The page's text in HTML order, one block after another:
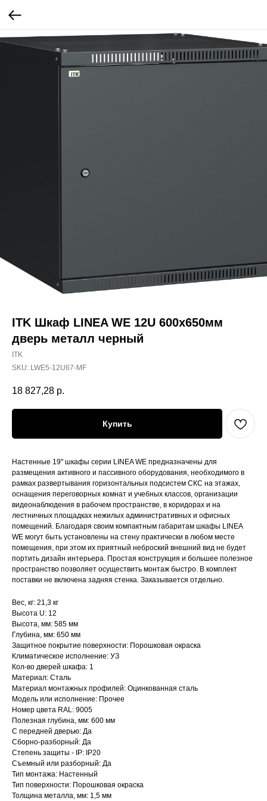
ITK Шкаф LINEA WE 12U 600x650мм
дверь металл черный
ITK
SKU: LWE5-12U67-MF
18 827,28 р.
Купить
Настенные 19" шкафы серии LINEA WE предназначены для
размещения активного и пассивного оборудования, необходимого в
рамках развертывания горизонтальных подсистем СКС на этажах,
оснащения переговорных комнат и учебных классов, организации
видеонаблюдения в рабочем пространстве, в коридорах и на
лестничных площадках нежилых административных и офисных
помещений. Благодаря своим компактным габаритам шкафы LINEA
WE могут быть установлены на стену практически в любом месте
помещения, при этом их приятный неброский внешний вид не будет
портить дизайн интерьера. Простая конструкция и большее полезное
пространство позволяет осуществить монтаж быстро. В комплект
поставки не включена задняя стенка. Заказывается отдельно.
Вес, кг: 21,3 кг
Высота U: 12
Высота, мм: 585 мм
Глубина, мм: 650 мм
Защитное покрытие поверхности: Порошковая окраска
Климатическое исполнение: УЗ
Кол-во дверей шкафа: 1
Материал: Сталь
Материал монтажных профилей: Оцинкованная сталь
Модель или исполнение: Прочее
Номер цвета RAL: 9005
Полезная глубина, мм: 600 мм
С передней дверью: Да
Сборно-разборный: Да
Степень защиты - IP: IP20
Съемный или разборный: Да
Тип монтажа: Настенный
Тип поверхности: Порошковая окраска
Толщина металла, мм: 1,5 мм